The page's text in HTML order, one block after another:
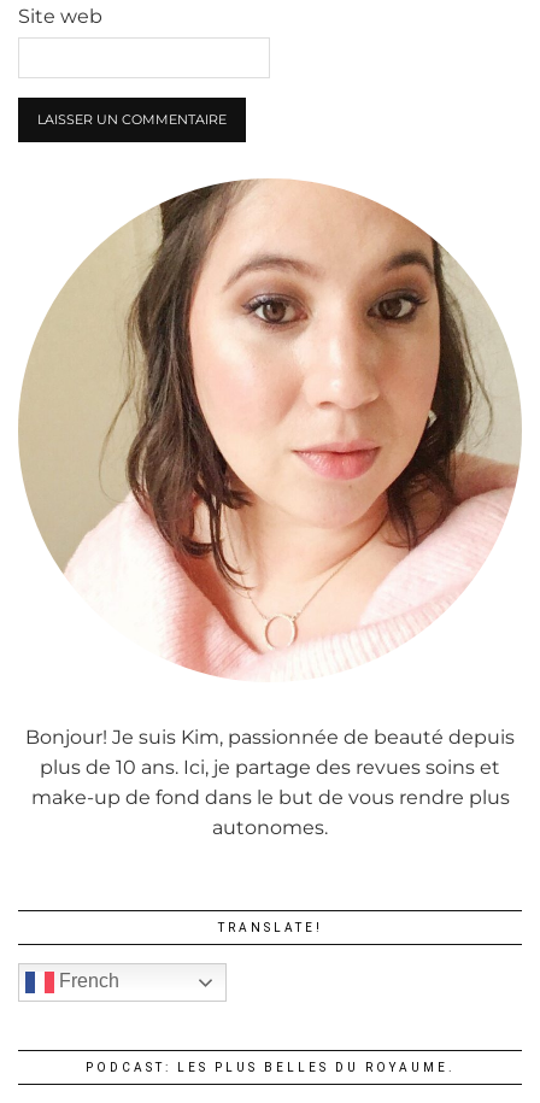
Site web
Bonjour! Je suis Kim, passionnée de beauté depuis
plus de 10 ans. Ici, je partage des revues soins et
make-up de fond dans le but de vous rendre plus
autonomes.
TRANSLATE!
French
PODCAST: LES PLUS BELLES DU ROYAUME.